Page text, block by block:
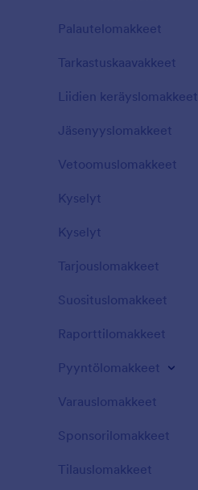
Palautelomakkeet
Tarkastuskaavakkeet
Liidien keräyslomakkeet
Jäsenyyslomakkeet
Vetoomuslomakkeet
Kyselyt
Kyselyt
Tarjouslomakkeet
Suosituslomakkeet
Raporttilomakkeet
Pyyntölomakkeet
Varauslomakkeet
Sponsorilomakkeet
Tilauslomakkeet